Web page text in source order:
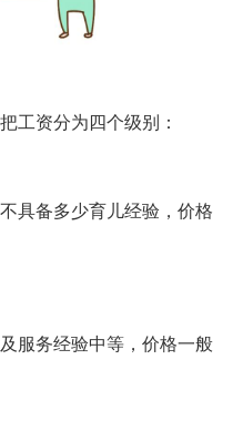
工资分为四个级别：
具备多少育儿经验，价格
服务经验中等，价格一般